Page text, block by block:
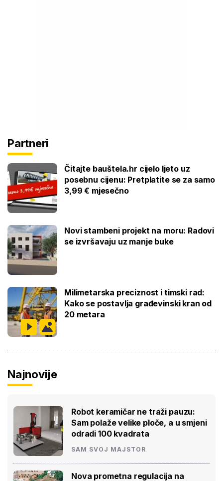
Partneri
Čitajte bauštela.hr cijelo ljeto uz
posebnu cijenu: Pretplatite se za samo
3,99 € mjesečno
Novi stambeni projekt na moru: Radovi
se izvršavaju uz manje buke
Milimetarska preciznost i timski rad:
Kako se postavlja građevinski kran od
20 metara
Najnovije
Robot keramičar ne traži pauzu:
Sam polaže velike ploče, a u smjeni
odradi 100 kvadrata
SAM SVOJ MAJSTOR
Nova prometna regulacija na